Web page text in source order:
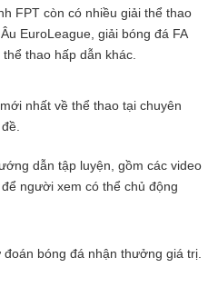
FPT còn có nhiều giải thể thao
EuroLeague, giải bóng đá FA
thao hấp dẫn khác.
nhất về thể thao tại chuyên
dẫn tập luyện, gồm các video
người xem có thể chủ động
bóng đá nhận thưởng giá trị.